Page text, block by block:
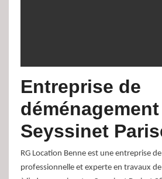
Entreprise de
déménagement
Seyssinet
RG Location Benne est une entreprise
professionnelle et experte en travaux